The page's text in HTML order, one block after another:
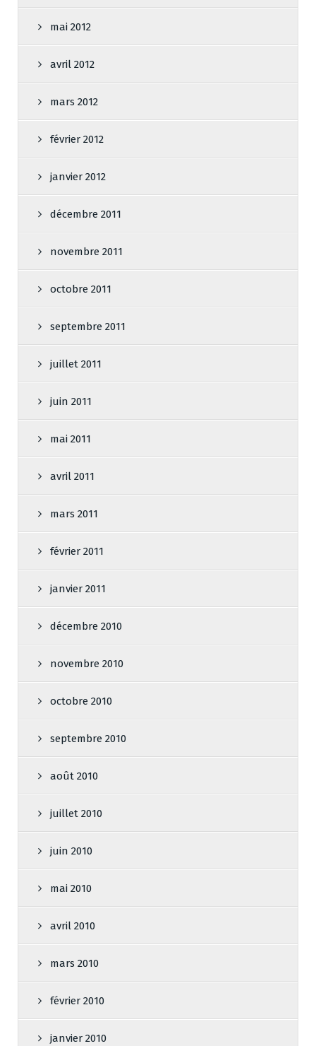
mai 2012
avril 2012
mars 2012
février 2012
janvier 2012
décembre 2011
novembre 2011
octobre 2011
septembre 2011
juillet 2011
juin 2011
mai 2011
avril 2011
mars 2011
février 2011
janvier 2011
décembre 2010
novembre 2010
octobre 2010
septembre 2010
août 2010
juillet 2010
juin 2010
mai 2010
avril 2010
mars 2010
février 2010
janvier 2010